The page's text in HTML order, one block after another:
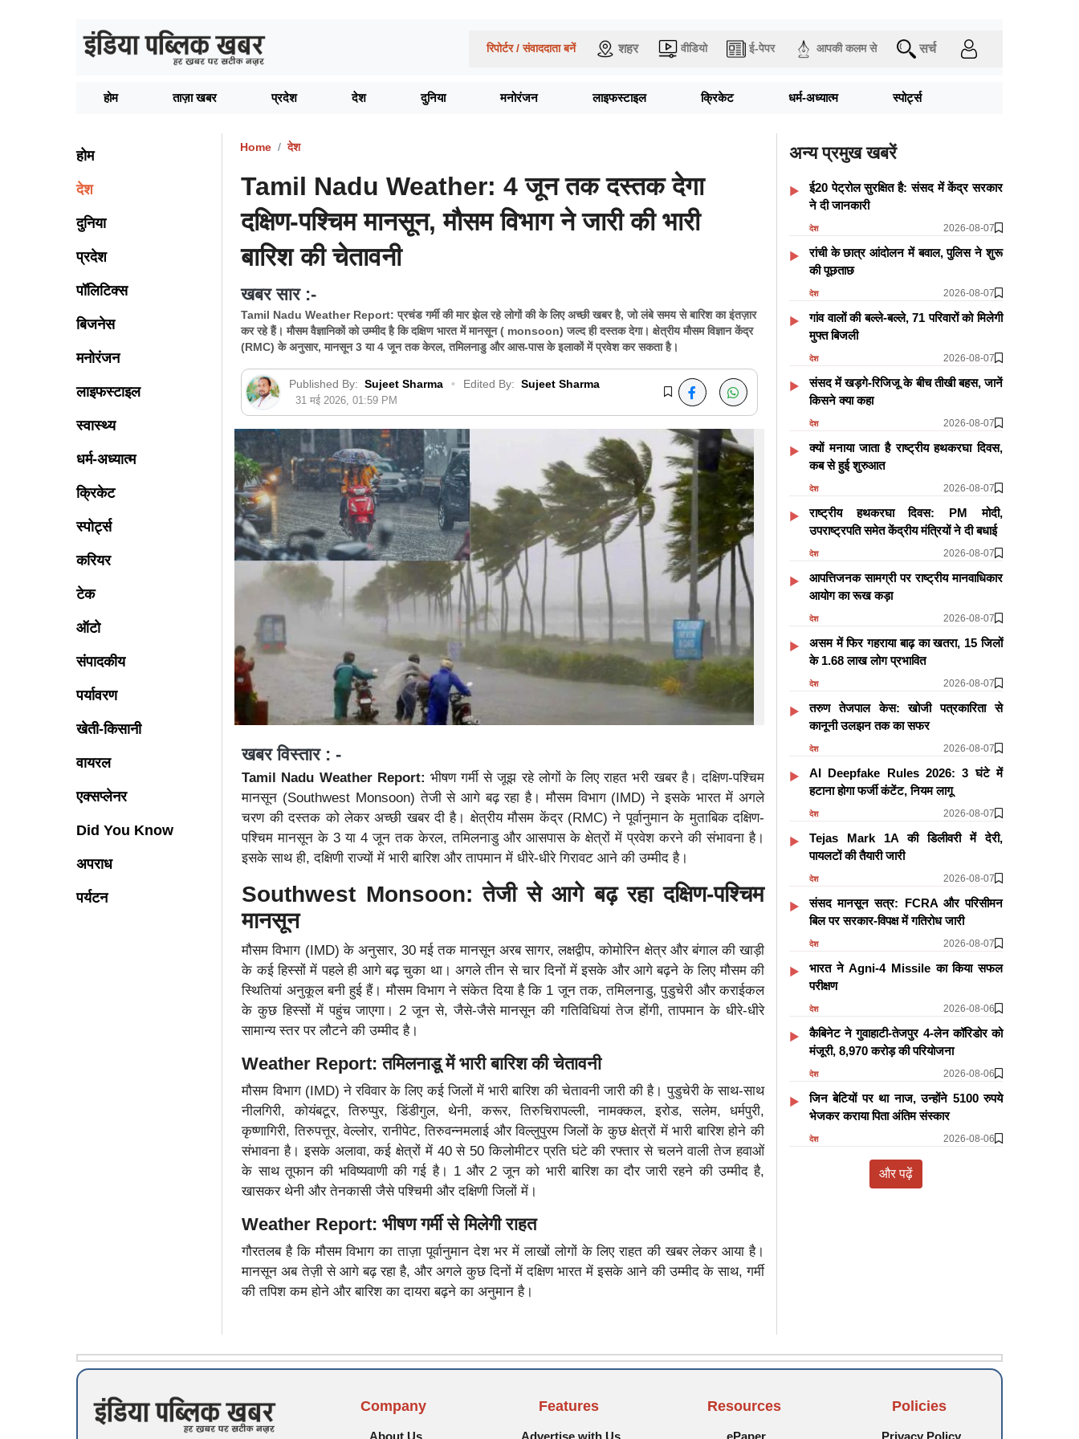
रिपोर्टर / संवाददाता बनें शहर वीडियो ई-पेपर आपकी कलम से सर्च
होम ताज़ा खबर प्रदेश देश दुनिया मनोरंजन लाइफस्टाइल क्रिकेट धर्म-अध्यात्म स्पोर्ट्स
होम
देश
दुनिया
प्रदेश
पॉलिटिक्स
बिजनेस
मनोरंजन
लाइफस्टाइल
स्वास्थ्य
धर्म-अध्यात्म
क्रिकेट
स्पोर्ट्स
करियर
टेक
ऑटो
संपादकीय
पर्यावरण
खेती-किसानी
वायरल
एक्सप्लेनर
Did You Know
अपराध
पर्यटन
Home देश
Tamil Nadu Weather: 4 जून तक दस्तक देगा
दक्षिण-पश्चिम मानसून, मौसम विभाग ने जारी की भारी
बारिश की चेतावनी
खबर सार :-
Tamil Nadu Weather Report: प्रचंड गर्मी की मार झेल रहे लोगों की के लिए अच्छी खबर है, जो लंबे समय से बारिश का इंतज़ार
कर रहे हैं। मौसम वैज्ञानिकों को उम्मीद है कि दक्षिण भारत में मानसून ( monsoon) जल्द ही दस्तक देगा। क्षेत्रीय मौसम विज्ञान केंद्र
(RMC) के अनुसार, मानसून 3 या 4 जून तक केरल, तमिलनाडु और आस-पास के इलाकों में प्रवेश कर सकता है।
Published By: Sujeet Sharma • Edited By: Sujeet Sharma
31 मई 2026, 01:59 PM
खबर विस्तार : -
Tamil Nadu Weather Report: भीषण गर्मी से जूझ रहे लोगों के लिए राहत भरी खबर है। दक्षिण-पश्चिम
मानसून (Southwest Monsoon) तेजी से आगे बढ़ रहा है। मौसम विभाग (IMD) ने इसके भारत में अगले
चरण की दस्तक को लेकर अच्छी खबर दी है। क्षेत्रीय मौसम केंद्र (RMC) ने पूर्वानुमान के मुताबिक दक्षिण-
पश्चिम मानसून के 3 या 4 जून तक केरल, तमिलनाडु और आसपास के क्षेत्रों में प्रवेश करने की संभावना है।
इसके साथ ही, दक्षिणी राज्यों में भारी बारिश और तापमान में धीरे-धीरे गिरावट आने की उम्मीद है।
Southwest Monsoon: तेजी से आगे बढ़ रहा दक्षिण-पश्चिम
मानसून
मौसम विभाग (IMD) के अनुसार, 30 मई तक मानसून अरब सागर, लक्षद्वीप, कोमोरिन क्षेत्र और बंगाल की खाड़ी
के कई हिस्सों में पहले ही आगे बढ़ चुका था। अगले तीन से चार दिनों में इसके और आगे बढ़ने के लिए मौसम की
स्थितियां अनुकूल बनी हुई हैं। मौसम विभाग ने संकेत दिया है कि 1 जून तक, तमिलनाडु, पुडुचेरी और कराईकल
के कुछ हिस्सों में पहुंच जाएगा। 2 जून से, जैसे-जैसे मानसून की गतिविधियां तेज होंगी, तापमान के धीरे-धीरे
सामान्य स्तर पर लौटने की उम्मीद है।
Weather Report: तमिलनाडू में भारी बारिश की चेतावनी
मौसम विभाग (IMD) ने रविवार के लिए कई जिलों में भारी बारिश की चेतावनी जारी की है। पुडुचेरी के साथ-साथ
नीलगिरी, कोयंबटूर, तिरुप्पुर, डिंडीगुल, थेनी, करूर, तिरुचिरापल्ली, नामक्कल, इरोड, सलेम, धर्मपुरी,
कृष्णागिरी, तिरुपत्तूर, वेल्लोर, रानीपेट, तिरुवन्नमलाई और विल्लुपुरम जिलों के कुछ क्षेत्रों में भारी बारिश होने की
संभावना है। इसके अलावा, कई क्षेत्रों में 40 से 50 किलोमीटर प्रति घंटे की रफ्तार से चलने वाली तेज हवाओं
के साथ तूफान की भविष्यवाणी की गई है। 1 और 2 जून को भारी बारिश का दौर जारी रहने की उम्मीद है,
खासकर थेनी और तेनकासी जैसे पश्चिमी और दक्षिणी जिलों में।
Weather Report: भीषण गर्मी से मिलेगी राहत
गौरतलब है कि मौसम विभाग का ताज़ा पूर्वानुमान देश भर में लाखों लोगों के लिए राहत की खबर लेकर आया है।
मानसून अब तेज़ी से आगे बढ़ रहा है, और अगले कुछ दिनों में दक्षिण भारत में इसके आने की उम्मीद के साथ, गर्मी
की तपिश कम होने और बारिश का दायरा बढ़ने का अनुमान है।
अन्य प्रमुख खबरें
ई20 पेट्रोल सुरक्षित है: संसद में केंद्र सरकार
ने दी जानकारी
देश 2026-08-07
रांची के छात्र आंदोलन में बवाल, पुलिस ने शुरू
की पूछताछ
देश 2026-08-07
गांव वालों की बल्ले-बल्ले, 71 परिवारों को मिलेगी
मुफ्त बिजली
देश 2026-08-07
संसद में खड़गे-रिजिजू के बीच तीखी बहस, जानें
किसने क्या कहा
देश 2026-08-07
क्यों मनाया जाता है राष्ट्रीय हथकरघा दिवस,
कब से हुई शुरुआत
देश 2026-08-07
राष्ट्रीय हथकरघा दिवस: PM मोदी,
उपराष्ट्रपति समेत केंद्रीय मंत्रियों ने दी बधाई
देश 2026-08-07
आपत्तिजनक सामग्री पर राष्ट्रीय मानवाधिकार
आयोग का रूख कड़ा
देश 2026-08-07
असम में फिर गहराया बाढ़ का खतरा, 15 जिलों
के 1.68 लाख लोग प्रभावित
देश 2026-08-07
तरुण तेजपाल केस: खोजी पत्रकारिता से
कानूनी उलझन तक का सफर
देश 2026-08-07
AI Deepfake Rules 2026: 3 घंटे में
हटाना होगा फर्जी कंटेंट, नियम लागू
देश 2026-08-07
Tejas Mark 1A की डिलीवरी में देरी,
पायलटों की तैयारी जारी
देश 2026-08-07
संसद मानसून सत्र: FCRA और परिसीमन
बिल पर सरकार-विपक्ष में गतिरोध जारी
देश 2026-08-07
भारत ने Agni-4 Missile का किया सफल
परीक्षण
देश 2026-08-06
कैबिनेट ने गुवाहाटी-तेजपुर 4-लेन कॉरिडोर को
मंजूरी, 8,970 करोड़ की परियोजना
देश 2026-08-06
जिन बेटियों पर था नाज, उन्होंने 5100 रुपये
भेजकर कराया पिता अंतिम संस्कार
देश 2026-08-06
और पढ़ें
Company Features Resources Policies